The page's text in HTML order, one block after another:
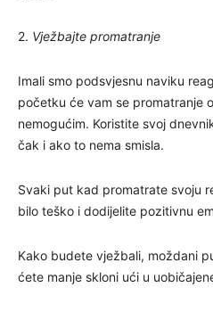
2. Vježbajte promatranje
Imali smo podsvjesnu naviku
početku će vam se promatranje
nemogućim. Koristite svoj
čak i ako to nema smisla.
Svaki put kad promatrate svoju
bilo teško i dodijelite pozitivnu
Kako budete vježbali, moždani
ćete manje skloni ući u